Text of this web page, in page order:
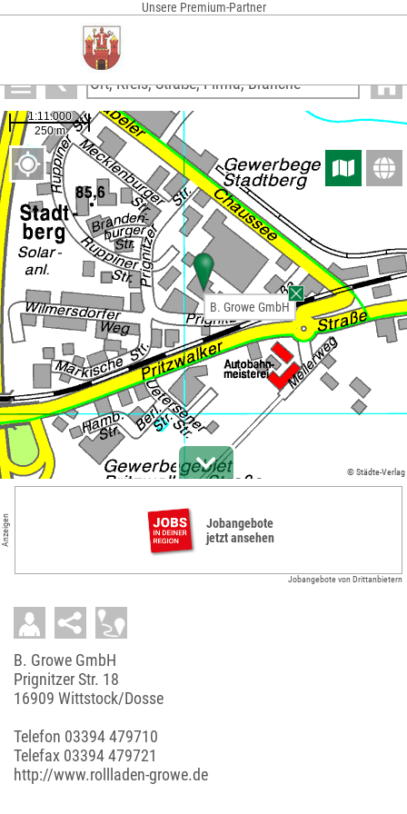
Unsere Premium-Partner
© Städte-Verlag
B. Growe GmbH
Anzeigen
Jobangebote
jetzt ansehen
Jobangebote von Drittanbietern
B. Growe GmbH
Prignitzer Str. 18
16909 Wittstock/Dosse
Telefon 03394 479710
Telefax 03394 479721
http://www.rollladen-growe.de